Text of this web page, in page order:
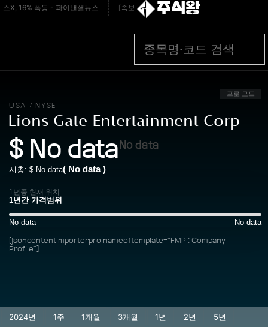
X, 16% 폭등 - 파이낸셜뉴스 [속보]변기 고쳐주던 70대 집주인 찌른 30대女
주식왕
프로 모드
USA / NYSE
Lions Gate Entertainment Corp
$ No dataNo data
시총: $ No data( No data)
1년중 현재 위치
No data No data
[jsoncontentimporterpro nameoftemplate="FMP : Company
Profile"]